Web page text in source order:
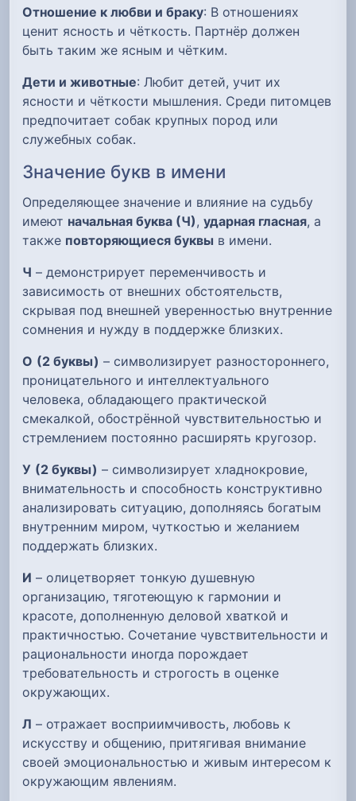
Отношение к любви и браку: В отношениях
ценит ясность и чёткость. Партнёр должен
быть таким же ясным и чётким.
Дети и животные: Любит детей, учит их
ясности и чёткости мышления. Среди питомцев
предпочитает собак крупных пород или
служебных собак.
Значение букв в имени
Определяющее значение и влияние на судьбу
имеют начальная буква (Ч), ударная гласная, а
также повторяющиеся буквы в имени.
Ч – демонстрирует переменчивость и
зависимость от внешних обстоятельств,
скрывая под внешней уверенностью внутренние
сомнения и нужду в поддержке близких.
О (2 буквы) – символизирует разностороннего,
проницательного и интеллектуального
человека, обладающего практической
смекалкой, обострённой чувствительностью и
стремлением постоянно расширять кругозор.
У (2 буквы) – символизирует хладнокровие,
внимательность и способность конструктивно
анализировать ситуацию, дополняясь богатым
внутренним миром, чуткостью и желанием
поддержать близких.
И – олицетворяет тонкую душевную
организацию, тяготеющую к гармонии и
красоте, дополненную деловой хваткой и
практичностью. Сочетание чувствительности и
рациональности иногда порождает
требовательность и строгость в оценке
окружающих.
Л – отражает восприимчивость, любовь к
искусству и общению, притягивая внимание
своей эмоциональностью и живым интересом к
окружающим явлениям.